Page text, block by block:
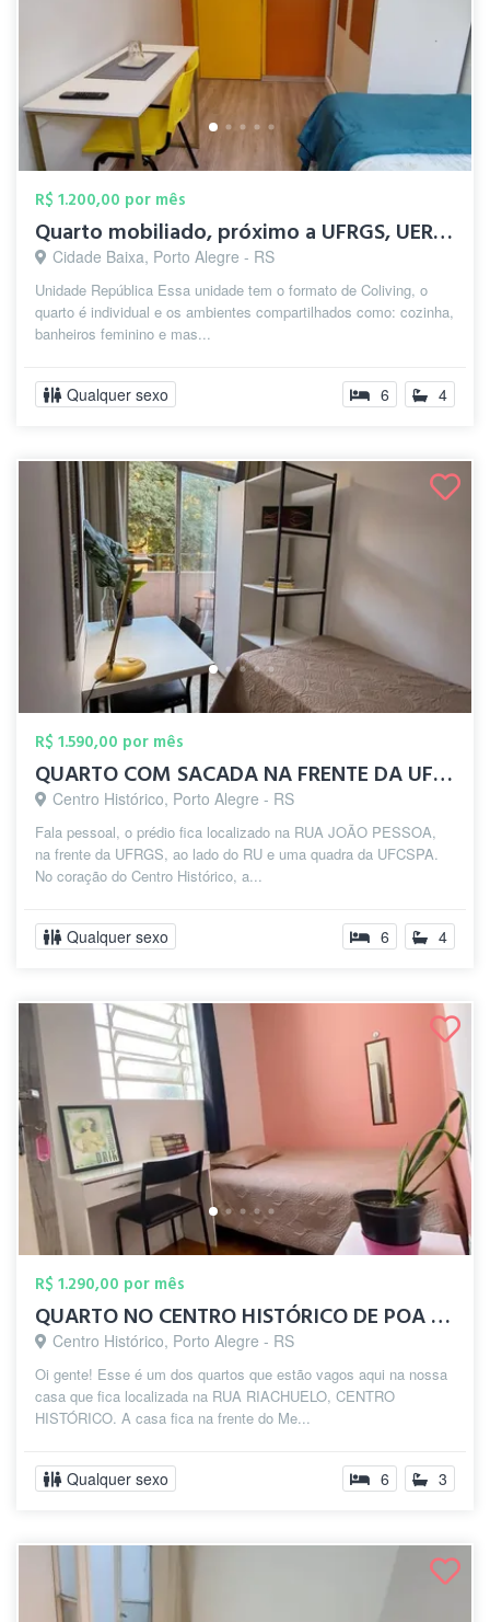
R$ 1.200,00 por mês
Quarto mobiliado, próximo a UFRGS, UERGS...
Cidade Baixa, Porto Alegre - RS
Unidade República Essa unidade tem o formato de Coliving, o
quarto é individual e os ambientes compartilhados como: cozinha,
banheiros feminino e mas...
Qualquer sexo 6 4
R$ 1.590,00 por mês
QUARTO COM SACADA NA FRENTE DA UFRGS
Centro Histórico, Porto Alegre - RS
Fala pessoal, o prédio fica localizado na RUA JOÃO PESSOA,
na frente da UFRGS, ao lado do RU e uma quadra da UFCSPA.
No coração do Centro Histórico, a...
Qualquer sexo 6 4
R$ 1.290,00 por mês
QUARTO NO CENTRO HISTÓRICO DE POA - UFRG...
Centro Histórico, Porto Alegre - RS
Oi gente! Esse é um dos quartos que estão vagos aqui na nossa
casa que fica localizada na RUA RIACHUELO, CENTRO
HISTÓRICO. A casa fica na frente do Me...
Qualquer sexo 6 3